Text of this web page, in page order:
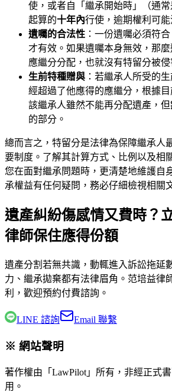
使，或者自「繼承開始時」（通常
起算的十年內行使，逾期權利可能
遺囑的合法性 ：一份遺囑必須符
才有效。如果遺囑本身無效，那
應繼分分配，也就沒有特留分被侵
生前特種贈與 ：若繼承人所受的
經超過了他應得的應繼分，根據目
該繼承人雖然不能再分配遺產，但
的部分。
總而言之，特留分是法律為保障繼承人
要制度。了解其計算方式、比例以及相
您在面對繼承問題時，更清楚地維護自
承權益有任何疑問，務必仔細檢視相關
遺產糾紛傷感情又費時？
律師保住應得份額
遺產分割若無共識，動輒進入訴訟拖延
力、繼承拋棄都有法律眉角。 范培益律
利，歡迎預約付費諮詢。
LINE 諮詢 Email 聯繫
※ 網站聲明
著作權由「LawPilot」所有，非經正式
用。